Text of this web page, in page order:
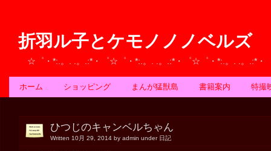
折羽ル子とケモノノノベルズ
☆゜・*:.。. .。.:*・゜☆゜・*:.。. .。.:*・゜☆゜・*:.。. .。.:*・
ホーム ショッピング まんが猛獣島 書籍案内 特撮
ひつじのキャンベルちゃん
Written 10月 29, 2014 by admin under 日記